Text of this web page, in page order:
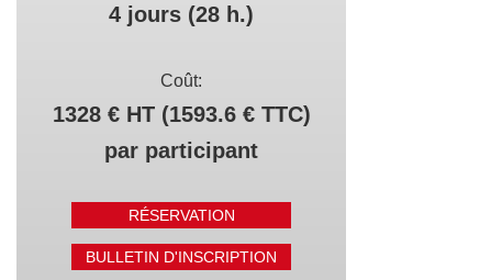
4 jours (28 h.)
Coût:
1328 € HT (1593.6 € TTC)
par participant
RÉSERVATION
BULLETIN D'INSCRIPTION